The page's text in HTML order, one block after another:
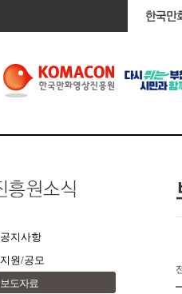
공지사항
지원/공모
보도자료